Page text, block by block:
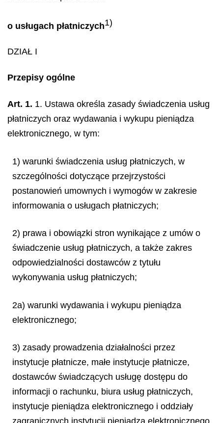
o usługach płatniczych1)
DZIAŁ I
Przepisy ogólne
Art. 1. 1. Ustawa określa zasady świadczenia usług
płatniczych oraz wydawania i wykupu pieniądza
elektronicznego, w tym:
1) warunki świadczenia usług płatniczych, w
szczególności dotyczące przejrzystości
postanowień umownych i wymogów w zakresie
informowania o usługach płatniczych;
2) prawa i obowiązki stron wynikające z umów o
świadczenie usług płatniczych, a także zakres
odpowiedzialności dostawców z tytułu
wykonywania usług płatniczych;
2a) warunki wydawania i wykupu pieniądza
elektronicznego;
3) zasady prowadzenia działalności przez
instytucje płatnicze, małe instytucje płatnicze,
dostawców świadczących usługę dostępu do
informacji o rachunku, biura usług płatniczych,
instytucje pieniądza elektronicznego i oddziały
zagranicznych instytucji pieniądza elektronicznego,